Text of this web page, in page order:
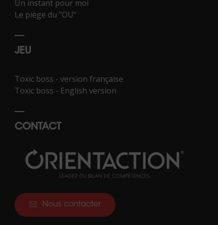
Un instant pour moi
Le piège du "OU"
JEU
Toxic boss - version française
Toxic boss - English version
CONTACT
Nous contacter